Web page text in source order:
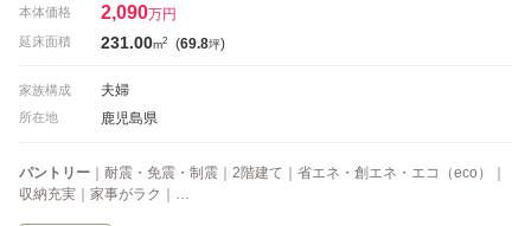
本体価格 2,090万円
延床面積 231.00m2 (69.8坪)
家族構成 夫婦
所在地 鹿児島県
パントリー ｜耐震・免震・制震｜2階建て｜省エネ・創エネ・エコ（eco）｜
収納充実｜家事がラク｜…